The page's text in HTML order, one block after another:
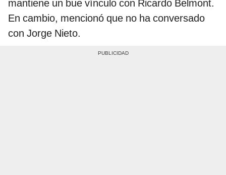
mantiene un bue vínculo con Ricardo Belmont.
En cambio, mencionó que no ha conversado
con Jorge Nieto.